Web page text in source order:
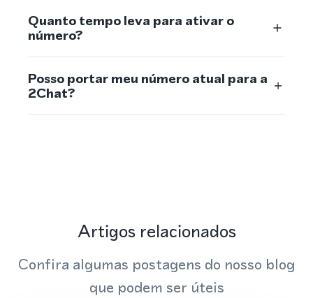
Quanto tempo leva para ativar o
número?
Posso portar meu número atual para a
2Chat?
Artigos relacionados
Confira algumas postagens do nosso blog
que podem ser úteis